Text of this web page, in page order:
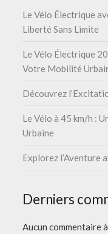
Le Vélo Électrique
Liberté Sans Limite
Le Vélo Électrique
Votre Mobilité
Découvrez
Le Vélo à 45 km/h :
Urbaine
Explorez l’Aventure
Derniers
Aucun commentaire